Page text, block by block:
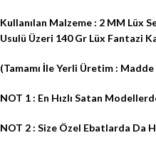
Kullanılan Malzeme : 2 MM Lüx
Usulü Üzeri 140 Gr Lüx Fantazi
(Tamamı İle Yerli Üretim :
NOT 1 : En Hızlı Satan
NOT 2 : Size Özel Ebatlarda Da